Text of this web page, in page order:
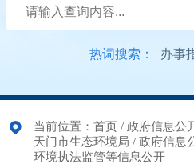
热词搜索： 办事
当前位置： 首页 / 政府信息公
天门市生态环境局 / 政府信息
环境执法监管等信息公开